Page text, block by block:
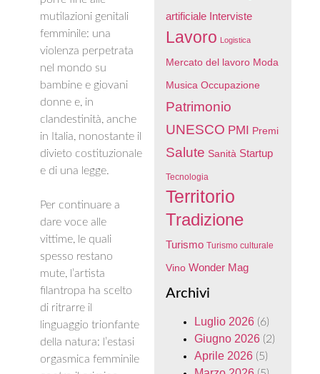
mutilazioni genitali
femminile: una
violenza perpetrata
nel mondo su
bambine e giovani
donne e, in
clandestinità, anche
in Italia, nonostante il
divieto costituzionale
e di una legge.
Per continuare a
dare voce alle
vittime, le quali
spesso restano
mute, l’artista
filantropa ha scelto
di ritrarre il
linguaggio trionfante
della natura: l’estasi
orgasmica femminile
artificiale Interviste
Lavoro Logistica
Mercato del lavoro Moda
Musica Occupazione
Patrimonio
UNESCO PMI Premi
Salute Sanità Startup
Tecnologia
Territorio
Tradizione
Turismo Turismo culturale
Vino Wonder Mag
Archivi
Luglio 2026(6)
Giugno 2026(2)
Aprile 2026(5)